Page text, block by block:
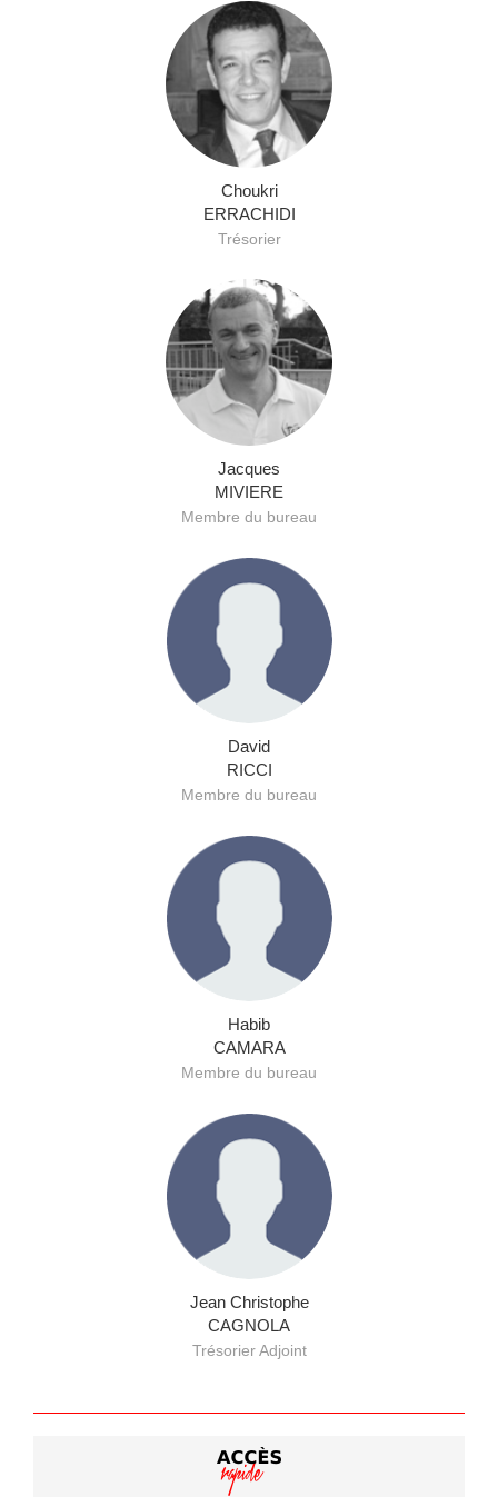
Choukri
ERRACHIDI
Trésorier
Jacques
MIVIERE
Membre du bureau
David
RICCI
Membre du bureau
Habib
CAMARA
Membre du bureau
Jean Christophe
CAGNOLA
Trésorier Adjoint